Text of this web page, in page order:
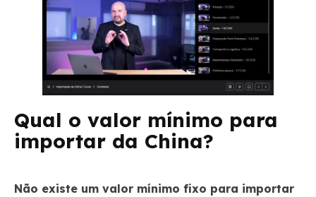
Qual o valor mínimo para
importar da China?
Não existe um valor mínimo fixo para importar